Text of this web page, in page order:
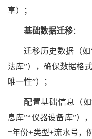
享）；
基础数据迁移：
迁移历史数据（如
法库”），确保数据格
唯一性”）；
配置基础信息（如
息库”“仪器设备库”）
=年份+类型+流水号，